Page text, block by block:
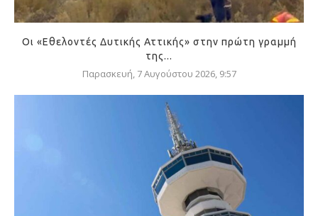
Οι «Εθελοντές Δυτικής Αττικής» στην πρώτη γραμμή
της...
Παρασκευή, 7 Αυγούστου 2026, 9:57